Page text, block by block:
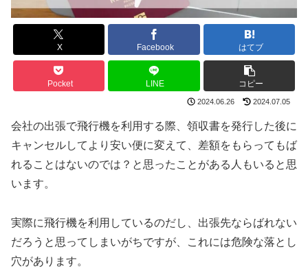
X Facebook はてブ
Pocket LINE コピー
2024.06.26 2024.07.05
会社の出張で飛行機を利用する際、領収書を発行した後に
キャンセルしてより安い便に変えて、差額をもらってもば
れることはないのでは？と思ったことがある人もいると思
います。
実際に飛行機を利用しているのだし、出張先ならばれない
だろうと思ってしまいがちですが、これには危険な落とし
穴があります。